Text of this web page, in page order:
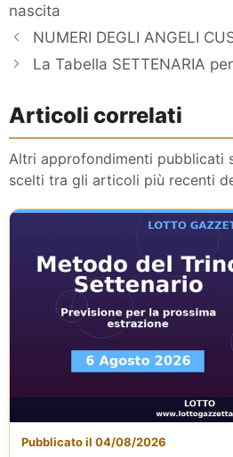
nascita
NUMERI DEGLI ANGELI
La Tabella SETTENARIA
Articoli correlati
Altri approfondimenti pubblicati
scelti tra gli articoli più recenti
Pubblicato il 04/08/2026